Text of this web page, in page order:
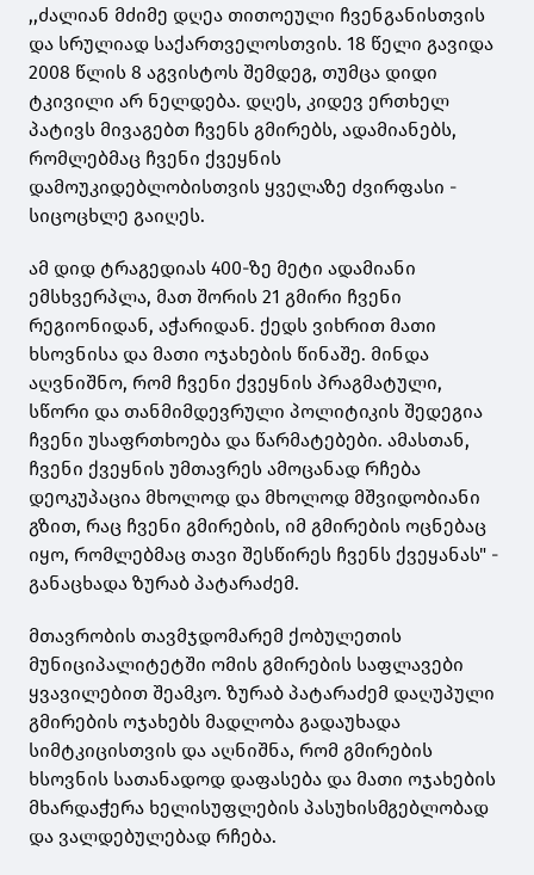
,,ძალიან მძიმე დღეა თითოეული ჩვენგანისთვის
და სრულიად საქართველოსთვის. 18 წელი გავიდა
2008 წლის 8 აგვისტოს შემდეგ, თუმცა დიდი
ტკივილი არ ნელდება. დღეს, კიდევ ერთხელ
პატივს მივაგებთ ჩვენს გმირებს, ადამიანებს,
რომლებმაც ჩვენი ქვეყნის
დამოუკიდებლობისთვის ყველაზე ძვირფასი -
სიცოცხლე გაიღეს.
ამ დიდ ტრაგედიას 400-ზე მეტი ადამიანი
ემსხვერპლა, მათ შორის 21 გმირი ჩვენი
რეგიონიდან, აჭარიდან. ქედს ვიხრით მათი
ხსოვნისა და მათი ოჯახების წინაშე. მინდა
აღვნიშნო, რომ ჩვენი ქვეყნის პრაგმატული,
სწორი და თანმიმდევრული პოლიტიკის შედეგია
ჩვენი უსაფრთხოება და წარმატებები. ამასთან,
ჩვენი ქვეყნის უმთავრეს ამოცანად რჩება
დეოკუპაცია მხოლოდ და მხოლოდ მშვიდობიანი
გზით, რაც ჩვენი გმირების, იმ გმირების ოცნებაც
იყო, რომლებმაც თავი შესწირეს ჩვენს ქვეყანას" -
განაცხადა ზურაბ პატარაძემ.
მთავრობის თავმჯდომარემ ქობულეთის
მუნიციპალიტეტში ომის გმირების საფლავები
ყვავილებით შეამკო. ზურაბ პატარაძემ დაღუპული
გმირების ოჯახებს მადლობა გადაუხადა
სიმტკიცისთვის და აღნიშნა, რომ გმირების
ხსოვნის სათანადოდ დაფასება და მათი ოჯახების
მხარდაჭერა ხელისუფლების პასუხისმგებლობად
და ვალდებულებად რჩება.